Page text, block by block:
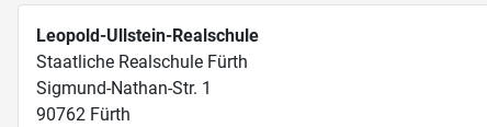
Leopold-Ullstein-Realschule
Staatliche Realschule Fürth
Sigmund-Nathan-Str. 1
90762 Fürth